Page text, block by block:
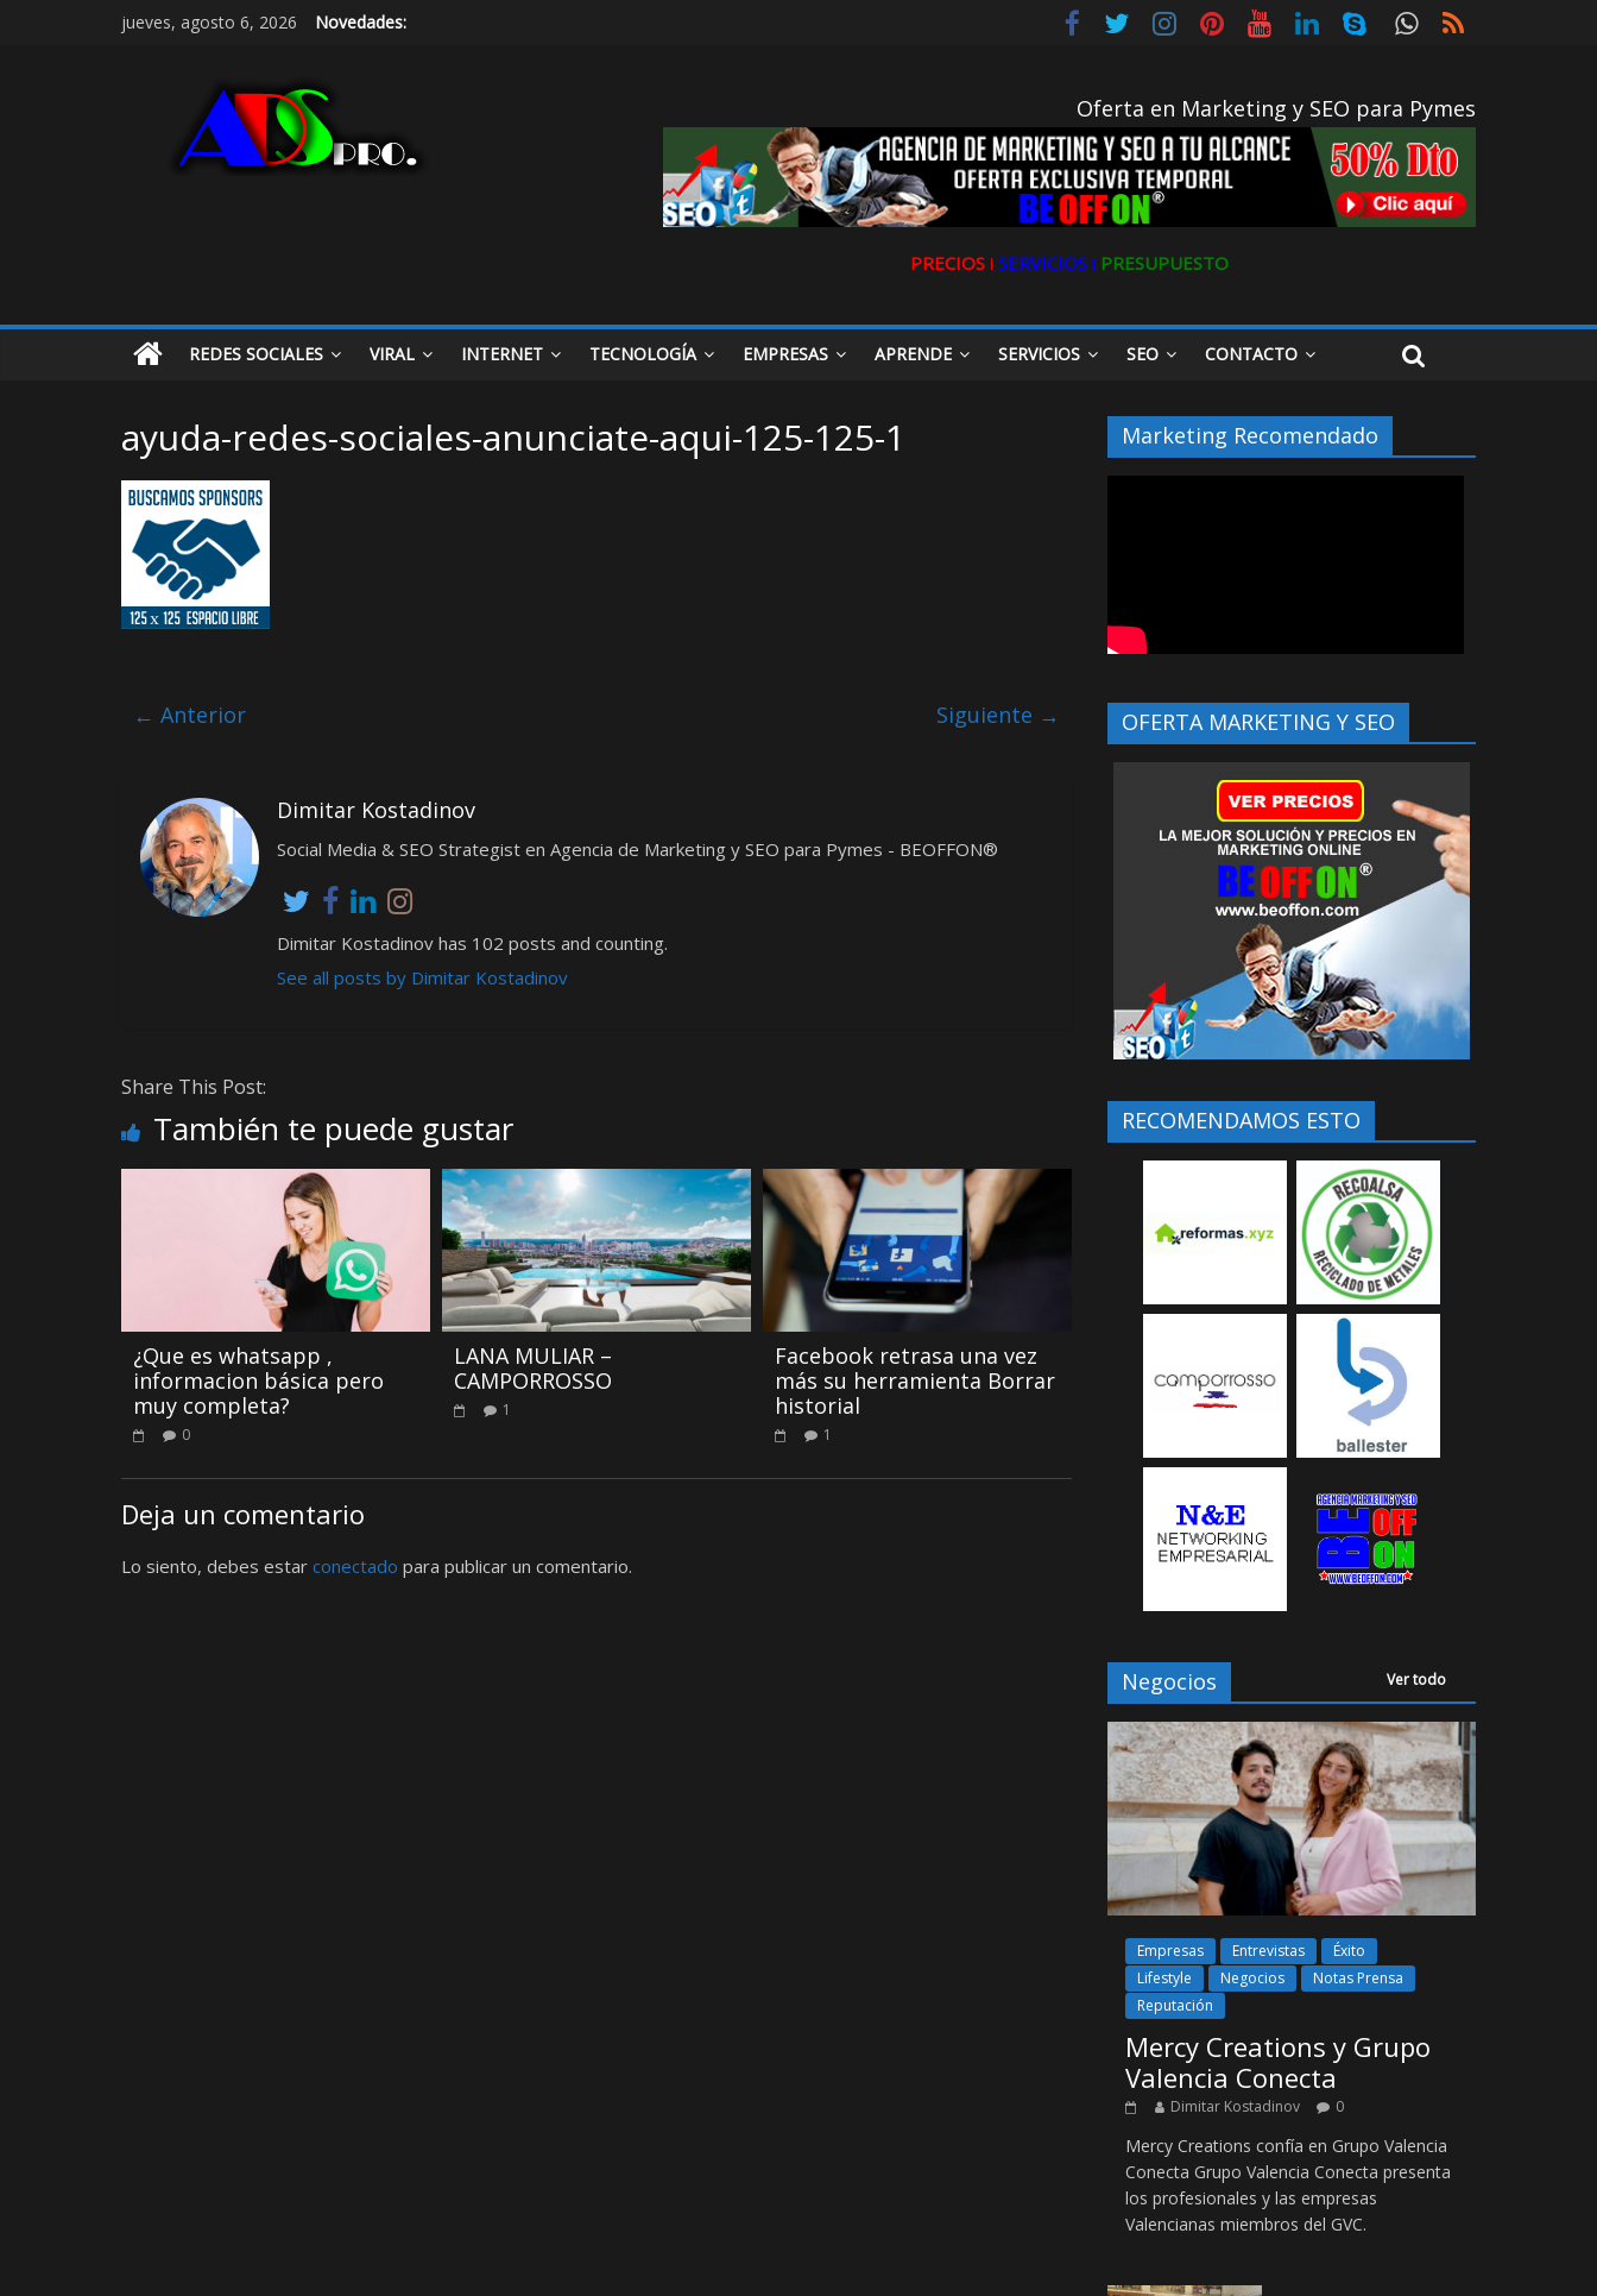
jueves, agosto 6, 2026 Novedades:
Oferta en Marketing y SEO para Pymes
PRECIOS ǀ SERVICIOS ǀ PRESUPUESTO
REDES SOCIALES VIRAL INTERNET TECNOLOGÍA EMPRESAS APRENDE SERVICIOS SEO CONTACTO
ayuda-redes-sociales-anunciate-aqui-125-125-1
← Anterior Siguiente →
Dimitar Kostadinov
Social Media & SEO Strategist en Agencia de Marketing y SEO para Pymes - BEOFFON®
Dimitar Kostadinov has 102 posts and counting.
See all posts by Dimitar Kostadinov
Share This Post:
También te puede gustar
¿Que es whatsapp ,
informacion básica pero
muy completa?
0
LANA MULIAR –
CAMPORROSSO
1
Facebook retrasa una vez
más su herramienta Borrar
historial
1
Deja un comentario
Lo siento, debes estar conectado para publicar un comentario.
Marketing Recomendado
OFERTA MARKETING Y SEO
RECOMENDAMOS ESTO
Negocios Ver todo
Empresas Entrevistas
Éxito
Lifestyle
Negocios
Notas Prensa
Reputación
Mercy Creations y Grupo
Valencia Conecta
Dimitar Kostadinov 0
Mercy Creations confía en Grupo Valencia
Conecta Grupo Valencia Conecta presenta
los profesionales y las empresas
Valencianas miembros del GVC.